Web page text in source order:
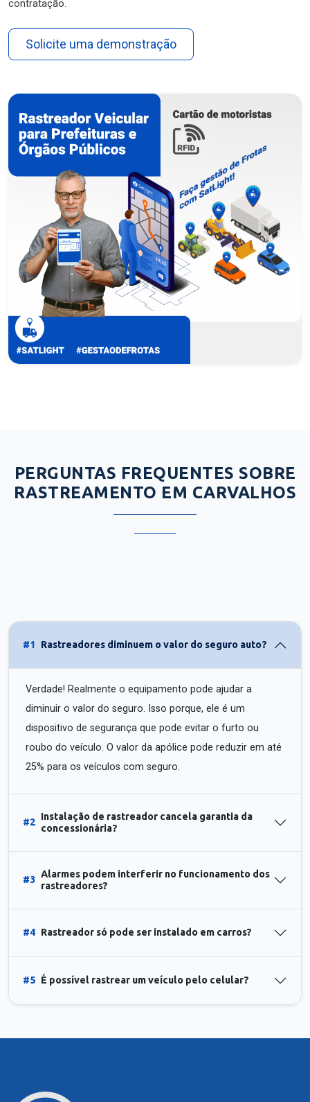
contratação.
Solicite uma demonstração
PERGUNTAS FREQUENTES SOBRE
RASTREAMENTO EM CARVALHOS
#1 Rastreadores diminuem o valor do seguro auto?
Verdade! Realmente o equipamento pode ajudar a
diminuir o valor do seguro. Isso porque, ele é um
dispositivo de segurança que pode evitar o furto ou
roubo do veículo. O valor da apólice pode reduzir em até
25% para os veículos com seguro.
#2
Instalação de rastreador cancela garantia da
concessionária?
#3
Alarmes podem interferir no funcionamento dos
rastreadores?
#4 Rastreador só pode ser instalado em carros?
#5 É possível rastrear um veículo pelo celular?